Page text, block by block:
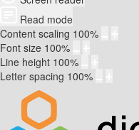
Read mode
Content scaling 100%
Font size 100%
Line height 100%
Letter spacing 100%